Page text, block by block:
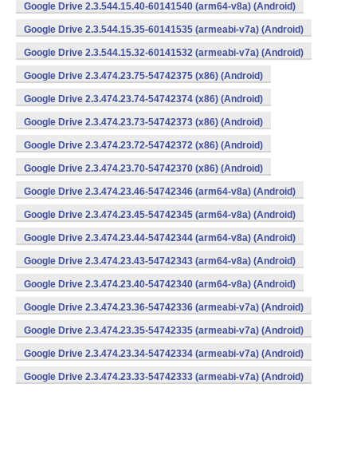
Google Drive 2.3.544.15.40-60141540 (arm64-v8a) (Android)
Google Drive 2.3.544.15.35-60141535 (armeabi-v7a) (Android)
Google Drive 2.3.544.15.32-60141532 (armeabi-v7a) (Android)
Google Drive 2.3.474.23.75-54742375 (x86) (Android)
Google Drive 2.3.474.23.74-54742374 (x86) (Android)
Google Drive 2.3.474.23.73-54742373 (x86) (Android)
Google Drive 2.3.474.23.72-54742372 (x86) (Android)
Google Drive 2.3.474.23.70-54742370 (x86) (Android)
Google Drive 2.3.474.23.46-54742346 (arm64-v8a) (Android)
Google Drive 2.3.474.23.45-54742345 (arm64-v8a) (Android)
Google Drive 2.3.474.23.44-54742344 (arm64-v8a) (Android)
Google Drive 2.3.474.23.43-54742343 (arm64-v8a) (Android)
Google Drive 2.3.474.23.40-54742340 (arm64-v8a) (Android)
Google Drive 2.3.474.23.36-54742336 (armeabi-v7a) (Android)
Google Drive 2.3.474.23.35-54742335 (armeabi-v7a) (Android)
Google Drive 2.3.474.23.34-54742334 (armeabi-v7a) (Android)
Google Drive 2.3.474.23.33-54742333 (armeabi-v7a) (Android)